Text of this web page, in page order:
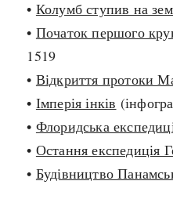
• Колумб ступив на
• Початок першого
1519
• Відкриття протоки
• Імперія інків
• Флоридська
• Остання експедиція
• Будівництво